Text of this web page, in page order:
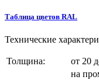
Таблица цветов RAL
Технические
Толщина: от 20
на